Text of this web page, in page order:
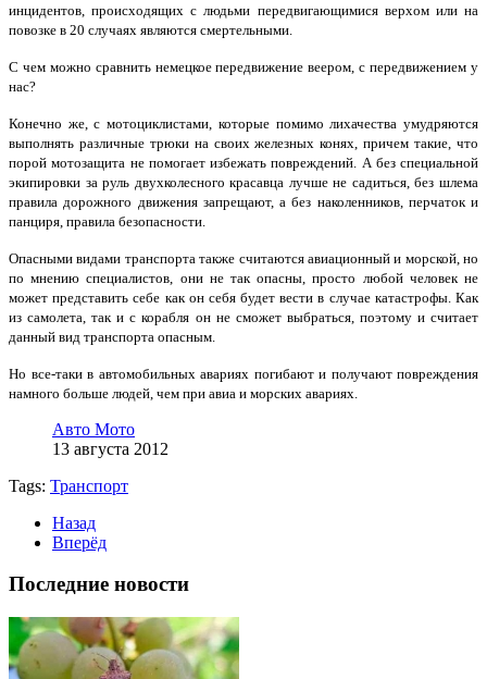
инцидентов, происходящих с людьми передвигающимися верхом или на
повозке в 20 случаях являются смертельными.
С чем можно сравнить немецкое передвижение веером, с передвижением у
нас?
Конечно же, с мотоциклистами, которые помимо лихачества умудряются
выполнять различные трюки на своих железных конях, причем такие, что
порой мотозащита не помогает избежать повреждений. А без специальной
экипировки за руль двухколесного красавца лучше не садиться, без шлема
правила дорожного движения запрещают, а без наколенников, перчаток и
панциря, правила безопасности.
Опасными видами транспорта также считаются авиационный и морской, но
по мнению специалистов, они не так опасны, просто любой человек не
может представить себе как он себя будет вести в случае катастрофы. Как
из самолета, так и с корабля он не сможет выбраться, поэтому и считает
данный вид транспорта опасным.
Но все-таки в автомобильных авариях погибают и получают повреждения
намного больше людей, чем при авиа и морских авариях.
Авто Мото
13 августа 2012
Tags: Транспорт
Назад
Вперёд
Последние новости